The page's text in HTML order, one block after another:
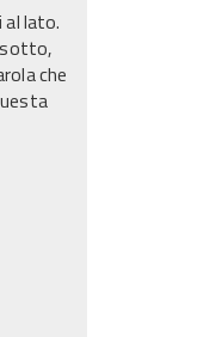
al lato.
sotto,
che